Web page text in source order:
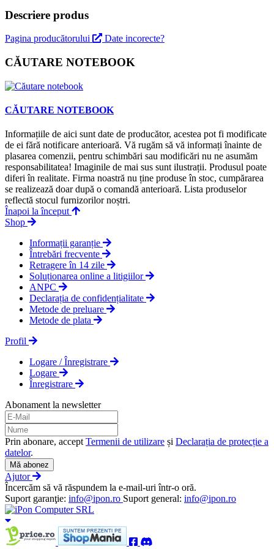
Descriere produs
Pagina producătorului Date incorecte?
CĂUTARE NOTEBOOK
CĂUTARE NOTEBOOK
Informațiile de aici sunt date de producător, acestea pot fi modificate
de ei fără notificare anterioară. Vă rugăm să vă informați înainte de
plasarea comenzii, pentru schimbări sau modificări nu ne asumăm
responsabilitatea! Imaginile de mai sus sunt ilustrații. Produsul poate
diferi în realitate. Firma noastră nu ține produse în stoc, cumpărarea
se realizează doar după o comandă anterioară. Lista produselor
reflectă stocul furnizorilor noștri.
Înapoi la început
Shop
Informații garanție
Întrebări frecvente
Retragere în 14 zile
Soluționarea online a litigiilor
ANPC
Declarația de confidențialitate
Metode de preluare
Metode de plata
Profil
Logare / Înregistrare
Logare
Înregistrare
Abonament la newsletter
Prin abonare, accept Termenii de utilizare și Declarația de protecție a
datelor.
Mă abonez
Ajutor
Încercăm să vă răspundem la e-mail-uri într-o oră.
Suport garanţie: info@ipon.ro Suport general: info@ipon.ro